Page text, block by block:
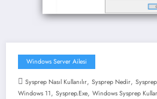
Windows Server Ailesi
Sysprep Nasıl Kullanılır, Sysprep Nedir,
Windows 11, Sysprep.exe, Windows Sysprep